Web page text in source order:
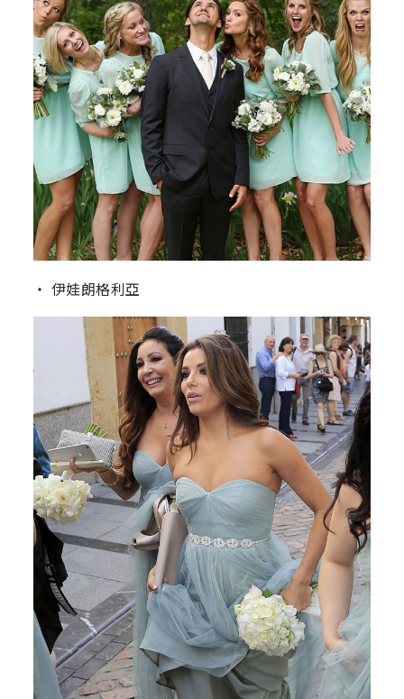
‧ 伊娃朗格利亞